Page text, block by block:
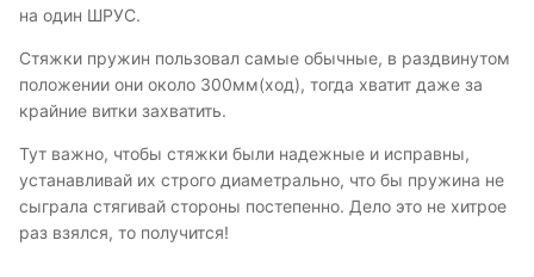
на один ШРУС.
Стяжки пружин пользовал самые обычные, в раздвинутом
положении они около 300мм(ход), тогда хватит даже за
крайние витки захватить.
Тут важно, чтобы стяжки были надежные и исправны,
устанавливай их строго диаметрально, что бы пружина не
сыграла стягивай стороны постепенно. Дело это не хитрое
раз взялся, то получится!